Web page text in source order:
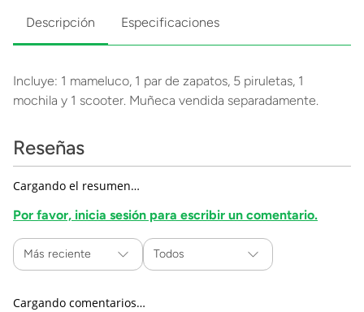
Descripción Especificaciones
Incluye: 1 mameluco, 1 par de zapatos, 5 piruletas, 1
mochila y 1 scooter. Muñeca vendida separadamente.
Reseñas
Cargando el resumen…
Por favor, inicia sesión para escribir un comentario.
Más reciente Todos
Cargando comentarios…